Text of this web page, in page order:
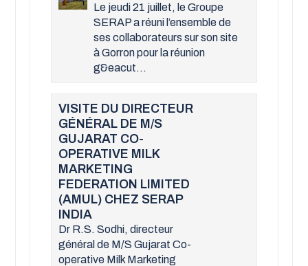
Le jeudi 21 juillet, le Groupe
SERAP a réuni l’ensemble de
ses collaborateurs sur son site
à Gorron pour la réunion
g&eacut...
VISITE DU DIRECTEUR
GÉNÉRAL DE M/S
GUJARAT CO-
OPERATIVE MILK
MARKETING
FEDERATION LIMITED
(AMUL) CHEZ SERAP
INDIA
Dr R.S. Sodhi, directeur
général de M/S Gujarat Co-
operative Milk Marketing